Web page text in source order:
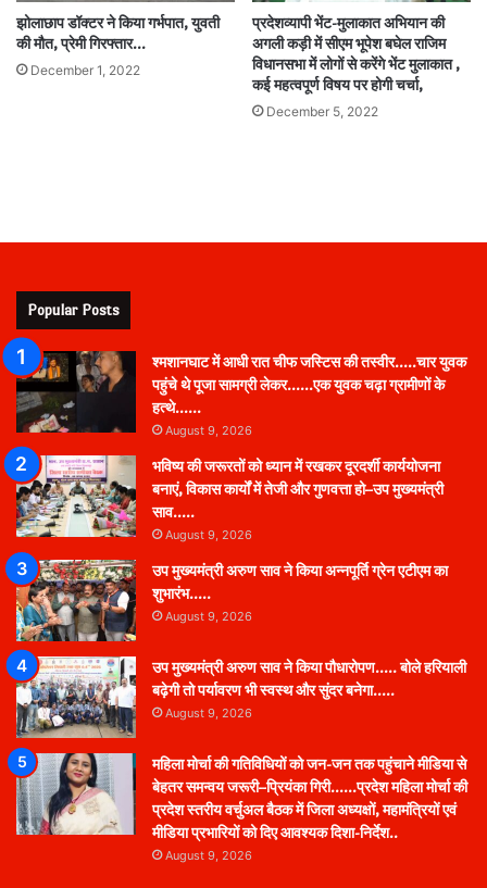
झोलाछाप डॉक्टर ने किया गर्भपात, युवती
की मौत, प्रेमी गिरफ्तार…
December 1, 2022
प्रदेशव्यापी भेंट-मुलाकात अभियान की
अगली कड़ी में सीएम भूपेश बघेल राजिम
विधानसभा में लोगों से करेंगे भेंट मुलाकात ,
कई महत्वपूर्ण विषय पर होगी चर्चा,
December 5, 2022
Popular Posts
श्मशानघाट में आधी रात चीफ जस्टिस की तस्वीर…..चार युवक
पहुंचे थे पूजा सामग्री लेकर……एक युवक चढ़ा ग्रामीणों के
हत्थे……
August 9, 2026
भविष्य की जरूरतों को ध्यान में रखकर दूरदर्शी कार्ययोजना
बनाएं, विकास कार्यों में तेजी और गुणवत्ता हो–उप मुख्यमंत्री
साव…..
August 9, 2026
उप मुख्यमंत्री अरुण साव ने किया अन्नपूर्ति ग्रेन एटीएम का
शुभारंभ…..
August 9, 2026
उप मुख्यमंत्री अरुण साव ने किया पौधारोपण….. बोले हरियाली
बढ़ेगी तो पर्यावरण भी स्वस्थ और सुंदर बनेगा…..
August 9, 2026
महिला मोर्चा की गतिविधियों को जन-जन तक पहुंचाने मीडिया से
बेहतर समन्वय जरूरी–प्रियंका गिरी……प्रदेश महिला मोर्चा की
प्रदेश स्तरीय वर्चुअल बैठक में जिला अध्यक्षों, महामंत्रियों एवं
मीडिया प्रभारियों को दिए आवश्यक दिशा-निर्देश..
August 9, 2026